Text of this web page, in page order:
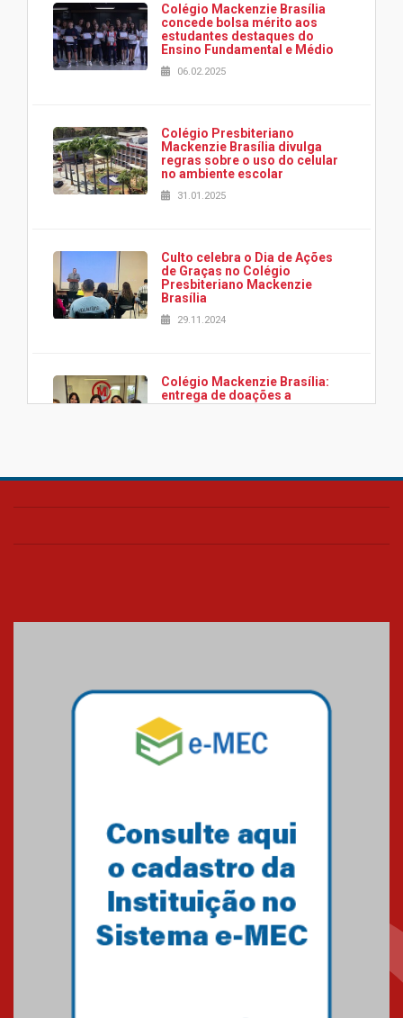
Colégio Mackenzie Brasília
concede bolsa mérito aos
estudantes destaques do
Ensino Fundamental e Médio
06.02.2025
Colégio Presbiteriano
Mackenzie Brasília divulga
regras sobre o uso do celular
no ambiente escolar
31.01.2025
Culto celebra o Dia de Ações
de Graças no Colégio
Presbiteriano Mackenzie
Brasília
29.11.2024
Colégio Mackenzie Brasília:
entrega de doações a
associação Viver da Cidade
Colégio Presbiteriano
os funcionários
07.11.2024
Equipe de saltos ornamentais
do Mackenzie Brasília
Gravação do projeto “Mais de
31 mil vozes com a Palavra” é
realizado no Colégio
Mackenzie Brasília
25.10.2024